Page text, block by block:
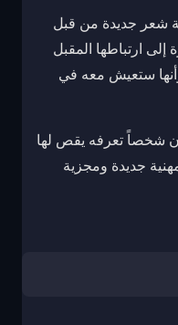
شعر جديدة من قبل
ارتباطها المقبل
ستعيش معه في
شخصاً تعرفه يقص لها
جديدة ومجزية